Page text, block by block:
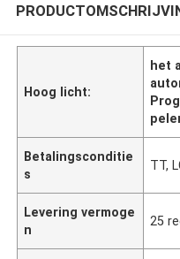
Hoog licht:
het
Betalingsconditie
s
TT,
Levering vermoge
n
25